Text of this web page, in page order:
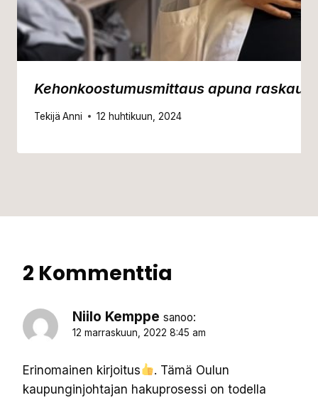
Kehonkoostumusmittaus apuna
Tekijä Anni 12 huhtikuun, 2024
2 Kommenttia
Niilo Kemppe sanoo:
12 marraskuun, 2022 8:45 am
Erinomainen kirjoitus
. Tämä Oulun
kaupunginjohtajan hakuprosessi on todella